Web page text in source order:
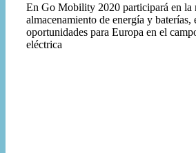
En Go Mobility 2020 participará en la
almacenamiento de energía y baterías,
oportunidades para Europa en el
eléctrica